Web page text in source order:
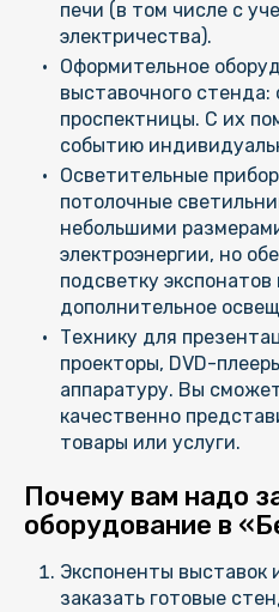
печи (в том числе с
электричества).
Оформительное
выставочного стенда:
проспектницы. С их
событию
Осветительные
потолочные
небольшими
электроэнергии, но
подсветку
дополнительное
Технику для
проекторы, DVD-
аппаратуру. Вы
качественно
товары или услуги.
Почему вам надо
оборудование в
Экспоненты
заказать готовые